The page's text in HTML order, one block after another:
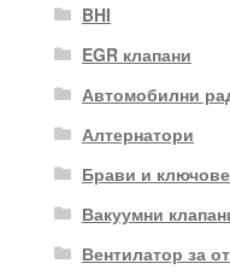
BHI
EGR клапани
Автомобилни
Алтернатори
Брави и
Вакуумни
Вентилатор за